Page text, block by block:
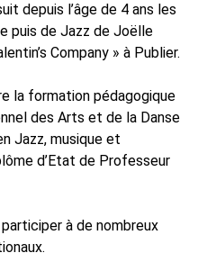
depuis l’âge de 4 ans les
puis de Jazz de Joëlle
Company » à Publier.
la formation pédagogique
des Arts et de la Danse
Jazz, musique et
d’Etat de Professeur
à de nombreux